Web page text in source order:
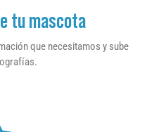
tu mascota
que necesitamos y sube